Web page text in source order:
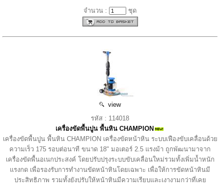
จำนวน : ชุด
view
รหัส : 114018
เครื่องขัดพื้นปูน พื้นหิน CHAMPION
เครื่องขัดพื้นปูน พื้นหิน CHAMPION เครื่องขัดหน้าหิน ระบบเฟืองขับเคลื่อนด้วย
ความเร็ว 175 รอบต่อนาที ขนาด 18" มอเตอร์ 2.5 แรงม้า ถูกพัฒนามาจาก
เครื่องขัดพื้นอเนกประสงค์ โดยปรับปรุงระบบขับเคลื่อนใหม่รวมทั้งเพิ่มน้ำหนัก
แรงกด เพื่อรองรับการทำงานขัดหน้าหินโดยเฉพาะ เพื่อให้การขัดหน้าหินมี
ประสิทธิภาพ รวมทั้งยังปรับให้หน้าหินมีความเรียบและเงางามกว่าที่เคย